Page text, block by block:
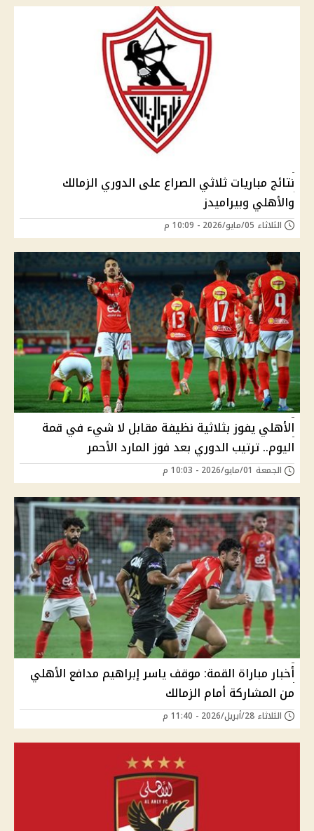
نتائج مباريات ثلاثي الصراع على الدوري الزمالك
والأهلي وبيراميدز
الثلاثاء 05/مايو/2026 - 10:09 م
الأهلي يفوز بثلاثية نظيفة مقابل لا شيء في قمة
اليوم.. ترتيب الدوري بعد فوز المارد الأحمر
الجمعة 01/مايو/2026 - 10:03 م
أخبار مباراة القمة: موقف ياسر إبراهيم مدافع الأهلي
من المشاركة أمام الزمالك
الثلاثاء 28/أبريل/2026 - 11:40 م